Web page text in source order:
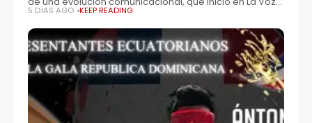
Dominicana el 1 de agosto de 1952 en la calle doctor
5 DÍAS AGO KEEP READING